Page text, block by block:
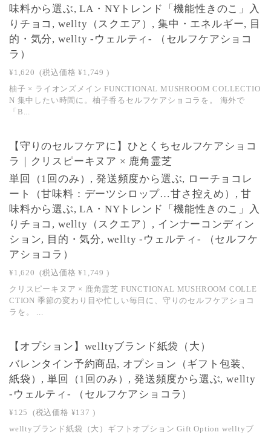
味料から選ぶ, LA・NYトレンド「機能性きのこ」入
りチョコ, wellty（スクエア）, 集中・エネルギー, 目
的・気分, wellty -ウェルティ- （セルフケアショコ
ラ）
¥1,620 (税込価格 ¥1,749 )
柚子 × ライオンズメイン FUNCTIONAL MUSHROOM COLLECTIO
N 集中したい時間に。柚子香るセルフケアショコラを。 海外で
「B...
NEW
SOLD OUT
【守りのセルフケアに】ひとくちセルフケアショコ
ラ｜クリスピーキヌア × 鹿角霊芝
単回（1回のみ）, 発送頻度から選ぶ, ローチョコレ
ート（甘味料：デーツシロップ…甘さ控えめ）, 甘
味料から選ぶ, LA・NYトレンド「機能性きのこ」入
りチョコ, wellty（スクエア）, インナーコンディン
ション, 目的・気分, wellty -ウェルティ- （セルフケ
アショコラ）
¥1,620 (税込価格 ¥1,749 )
クリスピーキヌア × 鹿角霊芝 FUNCTIONAL MUSHROOM COLLE
CTION 季節の変わり目や忙しい毎日に、守りのセルフケアショコ
ラを。 ...
【オプション】welltyブランド紙袋（大）
バレンタイン予約商品, オプション（ギフト包装、
紙袋）, 単回（1回のみ）, 発送頻度から選ぶ, wellty
-ウェルティ- （セルフケアショコラ）
¥125 (税込価格 ¥137 )
welltyブランド紙袋（大）ギフトオプション Gift Option welltyブ